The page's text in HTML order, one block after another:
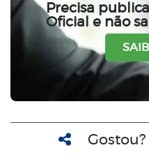
Precisa
Oficial e não